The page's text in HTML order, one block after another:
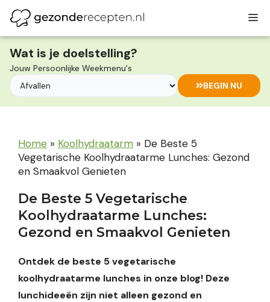
naar
de
inhoud
Wat is je doelstelling?
Jouw Persoonlijke Weekmenu's
BEGIN NU
Home » Koolhydraatarm » De Beste 5
Vegetarische Koolhydraatarme Lunches: Gezond
en Smaakvol Genieten
De Beste 5 Vegetarische
Koolhydraatarme Lunches:
Gezond en Smaakvol Genieten
Ontdek de beste 5 vegetarische
koolhydraatarme lunches in onze blog! Deze
lunchideeën zijn niet alleen gezond en